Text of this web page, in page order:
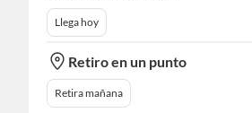
Llega hoy
Retiro en un punto
Retira mañana